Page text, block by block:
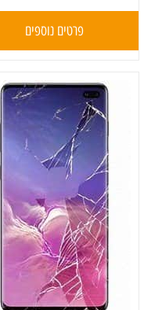
פרטים נוספים